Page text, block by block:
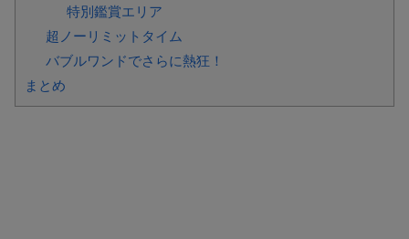
特別鑑賞エリア
超ノーリミットタイム
バブルワンドでさらに熱狂！
まとめ